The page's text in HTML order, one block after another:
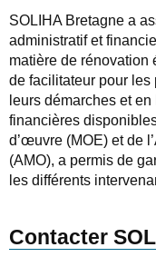
SOLIHA Bretagne a
administratif et
matière de rénovation
de facilitateur pour
leurs démarches et
financières
d’œuvre (MOE) et de
(AMO), a permis de
les différents
Contacter